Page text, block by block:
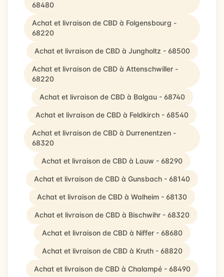
68480
Achat et livraison de CBD à Folgensbourg -
68220
Achat et livraison de CBD à Jungholtz - 68500
Achat et livraison de CBD à Attenschwiller -
68220
Achat et livraison de CBD à Balgau - 68740
Achat et livraison de CBD à Feldkirch - 68540
Achat et livraison de CBD à Durrenentzen -
68320
Achat et livraison de CBD à Lauw - 68290
Achat et livraison de CBD à Gunsbach - 68140
Achat et livraison de CBD à Walheim - 68130
Achat et livraison de CBD à Bischwihr - 68320
Achat et livraison de CBD à Niffer - 68680
Achat et livraison de CBD à Kruth - 68820
Achat et livraison de CBD à Chalampé - 68490